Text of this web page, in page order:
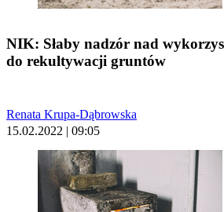
NIK: Słaby nadzór nad
do rekultywacji gruntów
Renata Krupa-Dąbrowska
15.02.2022 | 09:05